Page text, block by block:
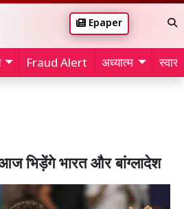
Epaper
Fraud Alert अध्यात्म
भिड़ेंगे भारत और बांग्लादेश